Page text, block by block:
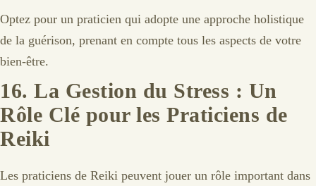
Optez pour un praticien qui adopte une approche holistique
de la guérison, prenant en compte tous les aspects de votre
bien-être.
16. La Gestion du Stress : Un
Rôle Clé pour les Praticiens de
Reiki
Les praticiens de Reiki peuvent jouer un rôle important dans